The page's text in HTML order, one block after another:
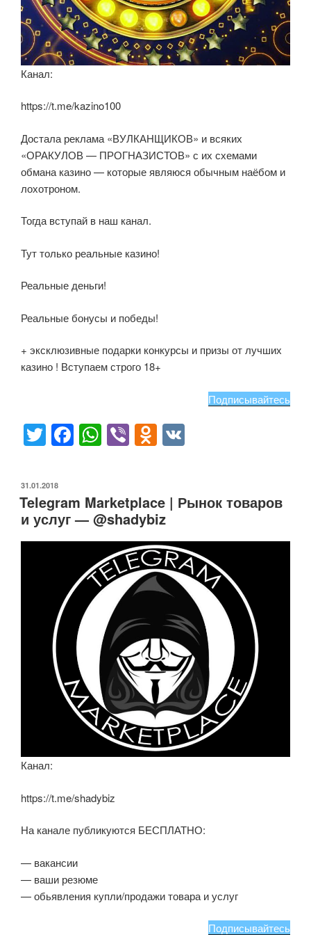
Канал:
https://t.me/kazino100
Достала реклама «ВУЛКАНЩИКОВ» и всяких
«ОРАКУЛОВ — ПРОГНАЗИСТОВ» с их схемами
обмана казино — которые являюся обычным наёбом и
лохотроном.
Тогда вступай в наш канал.
Тут только реальные казино!
Реальные деньги!
Реальные бонусы и победы!
+ эксклюзивные подарки конкурсы и призы от лучших
казино ! Вступаем строго 18+
Подписывайтесь
T
wi
tt
er
F
a
e
b
o
o
k
W
h
s
A
p
p
Vi
b
O
d
o
kl
a
ss
ni
ki
ОПУБЛИКОВАНО
31.01.2018
Telegram Marketplace | Рынок товаров
и услуг — @shadybiz
Канал:
https://t.me/shadybiz
На канале публикуются БЕСПЛАТНО:
— вакансии
— ваши резюме
— обьявления купли/продажи товара и услуг
Подписывайтесь